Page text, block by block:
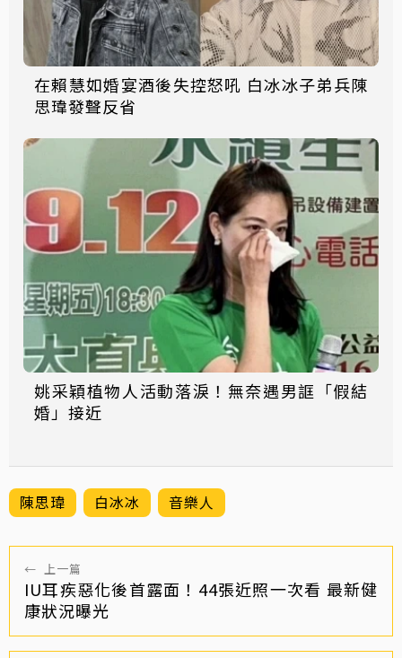
在賴慧如婚宴酒後失控怒吼 白冰冰子弟兵陳
思瑋發聲反省
姚采穎植物人活動落淚！無奈遇男誆「假結
婚」接近
陳思瑋 白冰冰 音樂人
← 上一篇
IU耳疾惡化後首露面！44張近照一次看 最新健
康狀況曝光